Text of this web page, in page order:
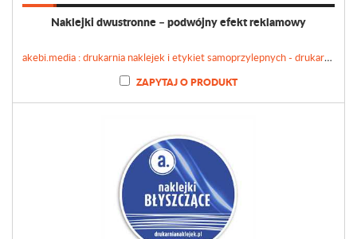
Naklejki dwustronne – podwójny efekt reklamowy
akebi.media : drukarnia naklejek i etykiet samoprzylepnych - drukarnianaklejek.pl
ZAPYTAJ O PRODUKT